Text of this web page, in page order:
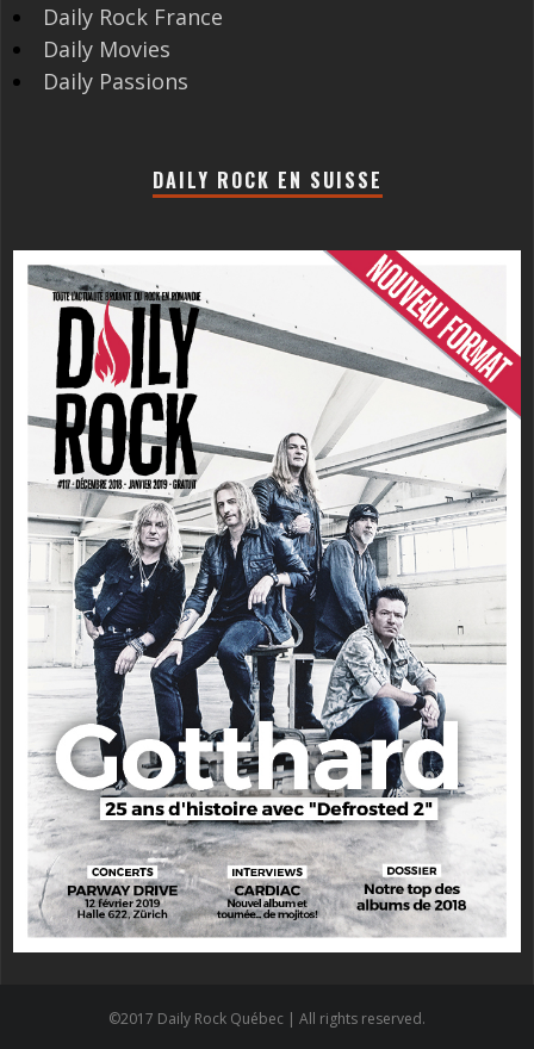
Daily Rock France
Daily Movies
Daily Passions
DAILY ROCK EN SUISSE
©2017 Daily Rock Québec | All rights reserved.